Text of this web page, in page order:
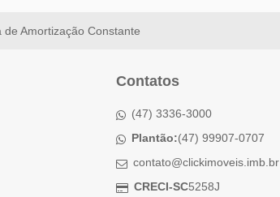
de Amortização Constante
Contatos
(47) 3336-3000
Plantão:(47) 99907-0707
contato@clickimoveis.imb.br
CRECI-SC5258J